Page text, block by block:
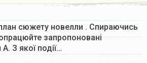
сюжету новелли . Спираючись
запропоновані
З якої події…